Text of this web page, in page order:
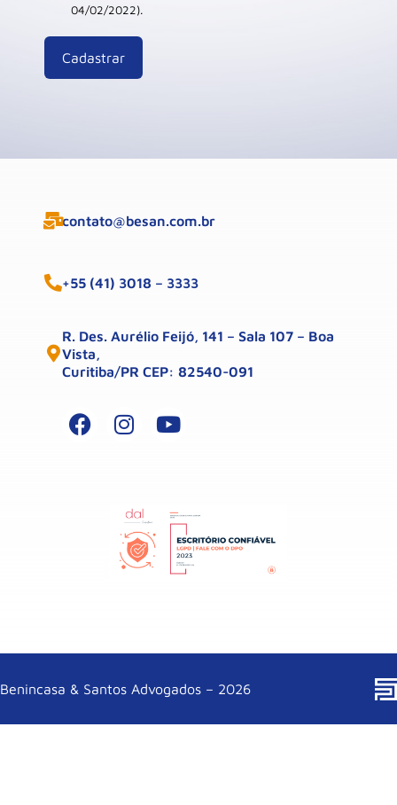
04/02/2022).
contato@besan.com.br
+55 (41) 3018 – 3333
R. Des. Aurélio Feijó, 141 – Sala 107 – Boa
Vista,
Curitiba/PR CEP: 82540-091
Benincasa & Santos Advogados – 2026